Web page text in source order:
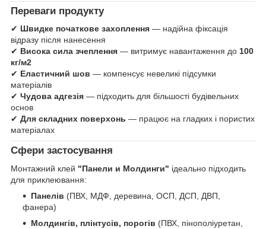
Переваги продукту
✔ Швидке початкове захоплення — надійна фіксація
відразу після нанесення
✔ Висока сила зчеплення — витримує навантаження до 100
кг/м2
✔ Еластичний шов — компенсує невеликі підсумки
матеріалів
✔ Чудова адгезія — підходить для більшості будівельних
основ
✔ Для складних поверхонь — працює на гладких і пористих
матеріалах
Сфери застосування
Монтажний клей "Панели и Молдинги" ідеально підходить
для приклеювання:
Панелів (ПВХ, МДФ, деревина, ОСП, ДСП, ДВП,
фанера)
Молдингів, плінтусів, порогів (ПВХ, пінополіуретан,